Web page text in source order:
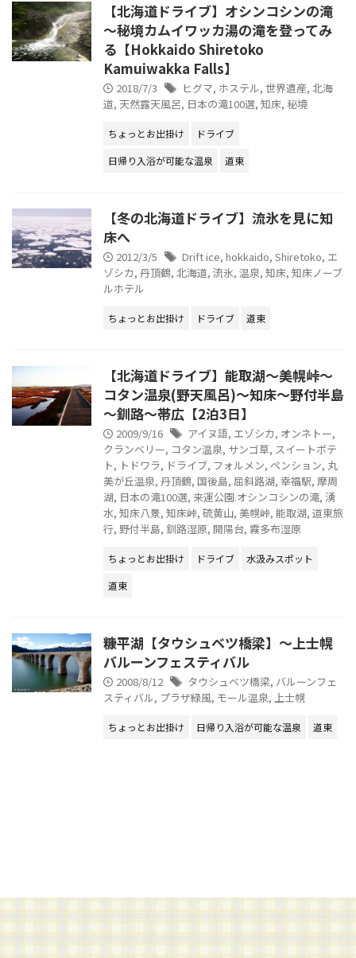
【北海道ドライブ】オシンコシンの滝
～秘境カムイワッカ湯の滝を登ってみ
る【Hokkaido Shiretoko
Kamuiwakka Falls】
2018/7/3 ヒグマ, ホステル, 世界遺産, 北海
道, 天然露天風呂, 日本の滝100選, 知床, 秘境
ちょっとお出掛け
ドライブ
日帰り入浴が可能な温泉
道東
【冬の北海道ドライブ】流氷を見に知
床へ
2012/3/5 Drift ice, hokkaido, Shiretoko, エ
ゾシカ, 丹頂鶴, 北海道, 流氷, 温泉, 知床, 知床ノーブ
ルホテル
ちょっとお出掛け ドライブ 道東
【北海道ドライブ】能取湖～美幌峠～
コタン温泉(野天風呂)～知床～野付半島
～釧路～帯広【2泊3日】
2009/9/16 アイヌ語, エゾシカ, オンネトー,
クランベリー, コタン温泉, サンゴ草, スイートポテ
ト, トドワラ, ドライブ, フォルメン, ペンション, 丸
美が丘温泉, 丹頂鶴, 国後島, 屈斜路湖, 幸福駅, 摩周
湖, 日本の滝100選, 来運公園.オシンコシンの滝, 湧
水, 知床八景, 知床峠, 硫黄山, 美幌峠, 能取湖, 道東旅
行, 野付半島, 釧路湿原, 開陽台, 霧多布湿原
ちょっとお出掛け ドライブ
水汲みスポット
道東
糠平湖【タウシュベツ橋梁】～上士幌
バルーンフェスティバル
2008/8/12 タウシュベツ橋梁, バルーンフェ
スティバル, プラザ緑風, モール温泉, 上士幌
ちょっとお出掛け 日帰り入浴が可能な温泉 道東